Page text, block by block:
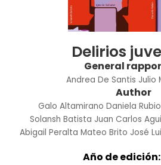
Delirios
General
Andrea De Santis Julio
Author
Galo Altamirano Daniela Rubio
Solansh Batista Juan Carlos
Abigail Peralta Mateo Brito José
Año de edición: